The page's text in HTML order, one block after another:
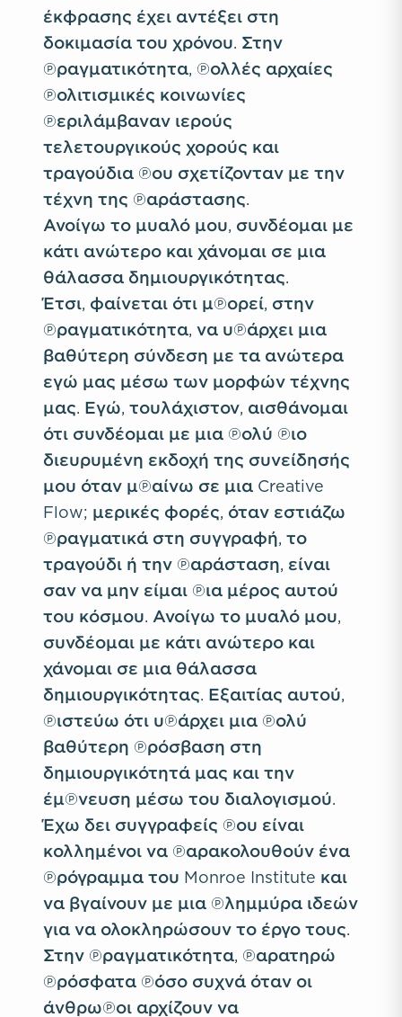
έκφρασης έχει αντέξει στη
δοκιμασία του χρόνου. Στην
πραγματικότητα, πολλές αρχαίες
πολιτισμικές κοινωνίες
περιλάμβαναν ιερούς
τελετουργικούς χορούς και
τραγούδια που σχετίζονταν με την
τέχνη της παράστασης.
Ανοίγω το μυαλό μου, συνδέομαι με
κάτι ανώτερο και χάνομαι σε μια
θάλασσα δημιουργικότητας.
Έτσι, φαίνεται ότι μπορεί, στην
πραγματικότητα, να υπάρχει μια
βαθύτερη σύνδεση με τα ανώτερα
εγώ μας μέσω των μορφών τέχνης
μας. Εγώ, τουλάχιστον, αισθάνομαι
ότι συνδέομαι με μια πολύ πιο
διευρυμένη εκδοχή της συνείδησής
μου όταν μπαίνω σε μια Creative
Flow; μερικές φορές, όταν εστιάζω
πραγματικά στη συγγραφή, το
τραγούδι ή την παράσταση, είναι
σαν να μην είμαι πια μέρος αυτού
του κόσμου. Ανοίγω το μυαλό μου,
συνδέομαι με κάτι ανώτερο και
χάνομαι σε μια θάλασσα
δημιουργικότητας. Εξαιτίας αυτού,
πιστεύω ότι υπάρχει μια πολύ
βαθύτερη πρόσβαση στη
δημιουργικότητά μας και την
έμπνευση μέσω του διαλογισμού.
Έχω δει συγγραφείς που είναι
κολλημένοι να παρακολουθούν ένα
πρόγραμμα του Monroe Institute και
να βγαίνουν με μια πλημμύρα ιδεών
για να ολοκληρώσουν το έργο τους.
Στην πραγματικότητα, παρατηρώ
πρόσφατα πόσο συχνά όταν οι
άνθρωποι αρχίζουν να